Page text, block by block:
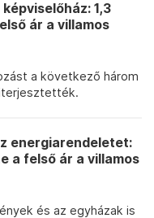
1,3
ár a villamos
a következő három
energiarendeletet:
a felső ár a villamos
és az egyházak is